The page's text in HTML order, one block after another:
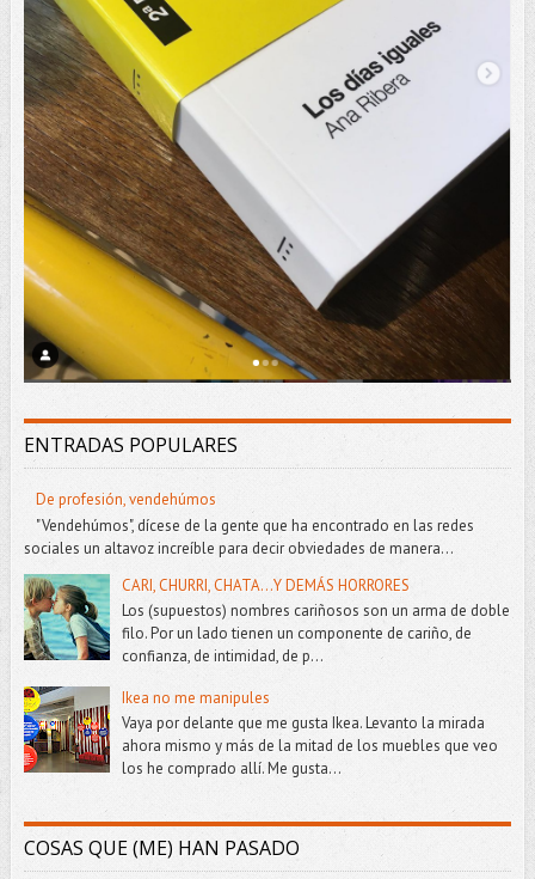
ENTRADAS POPULARES
De profesión, vendehúmos
"Vendehúmos", dícese de la gente que ha encontrado en las redes
sociales un altavoz increíble para decir obviedades de manera...
CARI, CHURRI, CHATA...Y DEMÁS HORRORES
Los (supuestos) nombres cariñosos son un arma de doble
filo. Por un lado tienen un componente de cariño, de
confianza, de intimidad, de p...
Ikea no me manipules
Vaya por delante que me gusta Ikea. Levanto la mirada
ahora mismo y más de la mitad de los muebles que veo
los he comprado allí. Me gusta...
COSAS QUE (ME) HAN PASADO